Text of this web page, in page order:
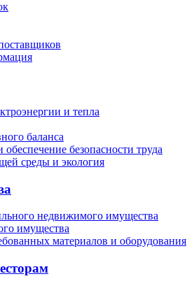
и тепла
баланса
безопасности труда
среды и экология
недвижимого имущества
имущества
материалов и оборудования